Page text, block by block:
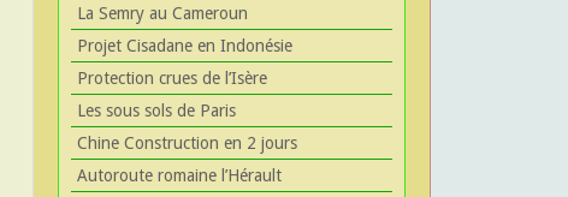
La Semry au Cameroun
Projet Cisadane en Indonésie
Protection crues de l’Isère
Les sous sols de Paris
Chine Construction en 2 jours
Autoroute romaine l’Hérault